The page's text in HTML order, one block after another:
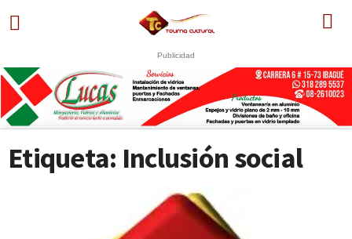
Publicidad
S
Etiqueta: Inclusión social